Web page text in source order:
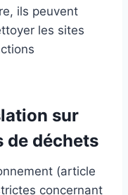
ils peuvent
les sites
sur
de déchets
(article
concernant